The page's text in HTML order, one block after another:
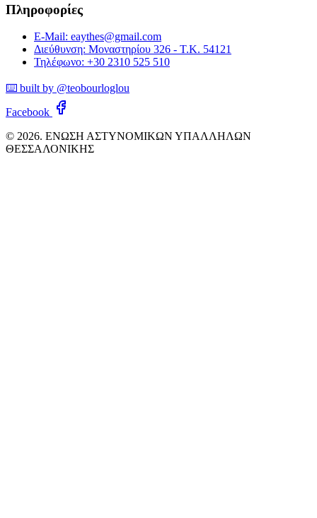
Πληροφορίες
E-Mail: eaythes@gmail.com
Διεύθυνση: Μοναστηρίου 326 - Τ.Κ. 54121
Τηλέφωνο: +30 2310 525 510
⌨️ built by @teobourloglou
Facebook
© 2026. ΕΝΩΣΗ ΑΣΤΥΝΟΜΙΚΩΝ ΥΠΑΛΛΗΛΩΝ
ΘΕΣΣΑΛΟΝΙΚΗΣ